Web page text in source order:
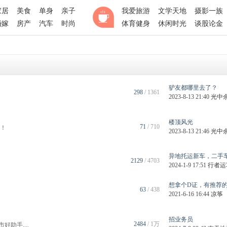
居 美食 单身
亲子
嫁
房产 汽车 时尚
我爱旅游 文学天地
摄影一族
体育健身
休闲时光 谈股论金
298 / 1361
驴友都哪里去了？
2023-8-13 21:40 光中
71 / 710
楼顶风光
2023-8-13 21:46 光中
2129 / 4703
异地托运新车，二手
2024-1-9 17:51 行者
63 / 438
想拿个D证，有推荐
2021-6-16 16:44 凉筝
好助手.... 2484 / 1万
招业务员